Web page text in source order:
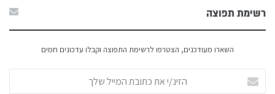
רשימת תפוצה
השארו מעודכנים, הצטרפו לרשימת התפוצה וקבלו עדכונים חמים
הזינ/י
את